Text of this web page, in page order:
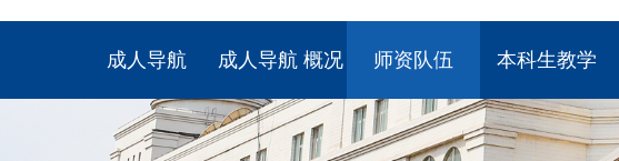
成人导航 成人导航 概况 师资队伍 本科生教学